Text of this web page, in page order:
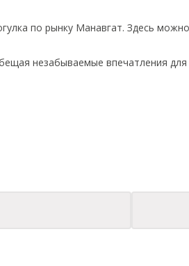
по рынку Манавгат. Здесь
незабываемые впечатления